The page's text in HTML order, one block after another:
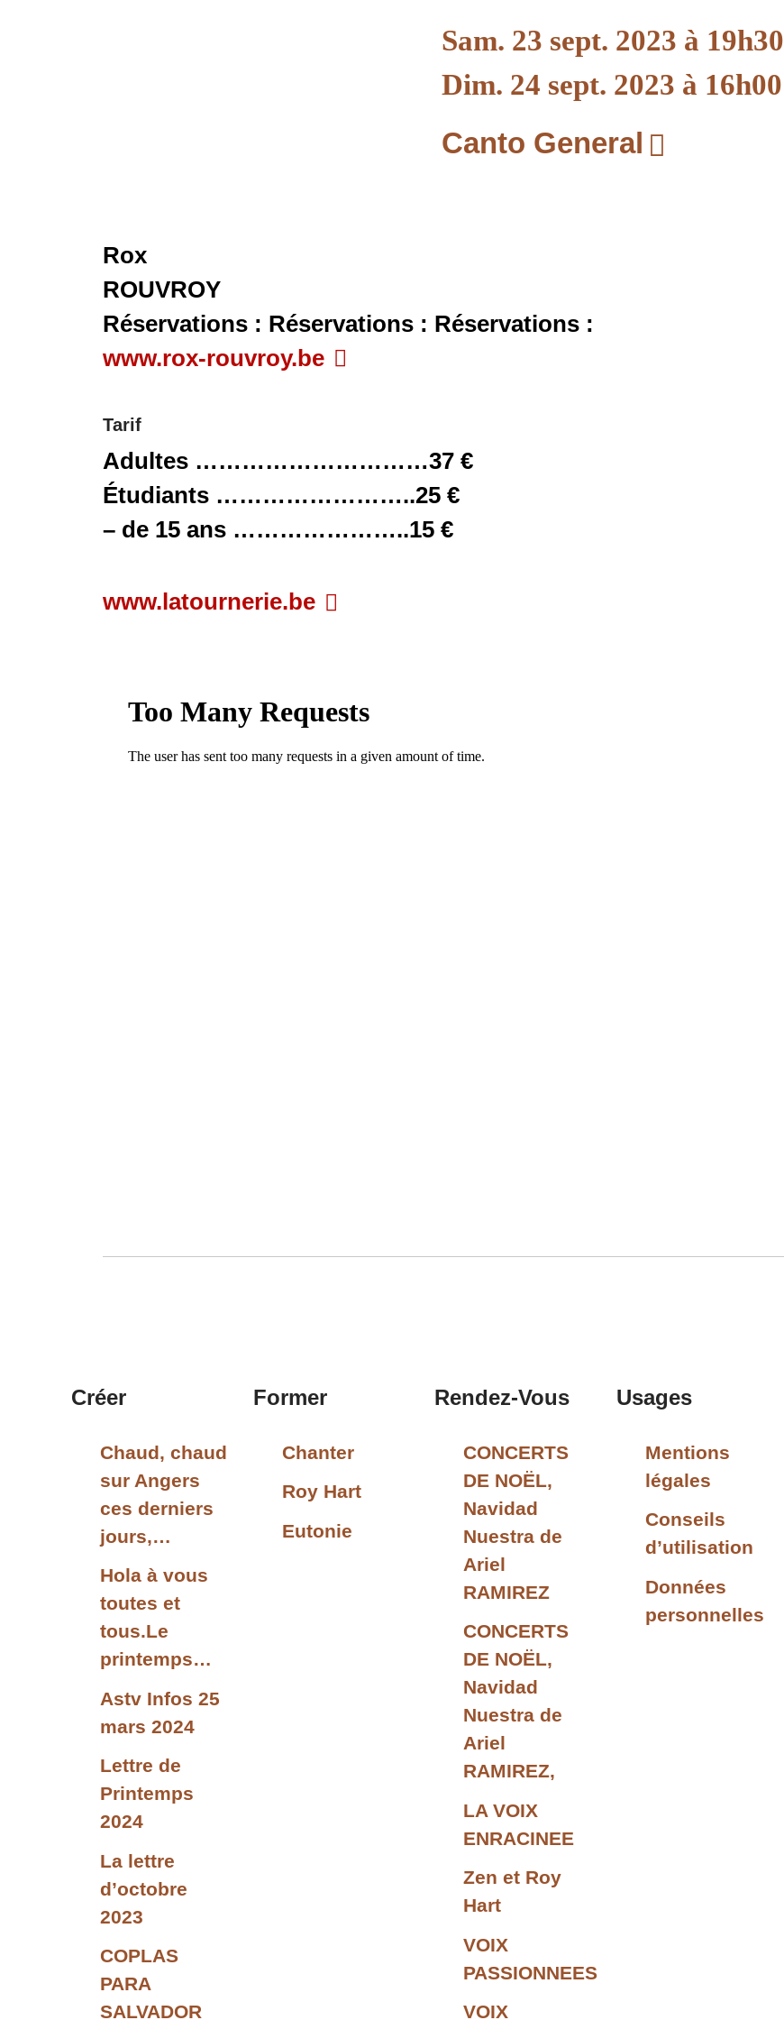
Sam. 23 sept. 2023 à 19h30
Dim. 24 sept. 2023 à 16h00
Canto General
Rox
ROUVROY
Réservations : Réservations : Réservations :
www.rox-rouvroy.be
Tarif
Adultes …………………………37 €
Étudiants ……………………..25 €
– de 15 ans …………………..15 €
www.latournerie.be
Créer
Chaud, chaud
sur Angers
ces derniers
jours,…
Hola à vous
toutes et
tous.Le
printemps…
Astv Infos 25
mars 2024
Lettre de
Printemps
2024
La lettre
d’octobre
2023
COPLAS
PARA
SALVADOR
Former
Chanter
Roy Hart
Eutonie
Rendez-Vous
CONCERTS
DE NOËL,
Navidad
Nuestra de
Ariel
RAMIREZ
CONCERTS
DE NOËL,
Navidad
Nuestra de
Ariel
RAMIREZ,
LA VOIX
ENRACINEE
Zen et Roy
Hart
VOIX
PASSIONNEES
VOIX
Usages
Mentions
légales
Conseils
d’utilisation
Données
personnelles